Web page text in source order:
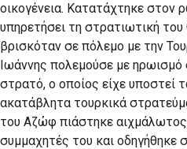
οικογένεια. Κατατάχτηκε στον
υπηρετήσει τη στρατιωτική
βρισκόταν σε πόλεμο με την
Ιωάννης πολεμούσε με
στρατό, ο οποίος είχε υποστεί
ακατάβλητα τουρκικά
του Αζώφ πιάστηκε
συμμαχητές του και οδηγήθηκε